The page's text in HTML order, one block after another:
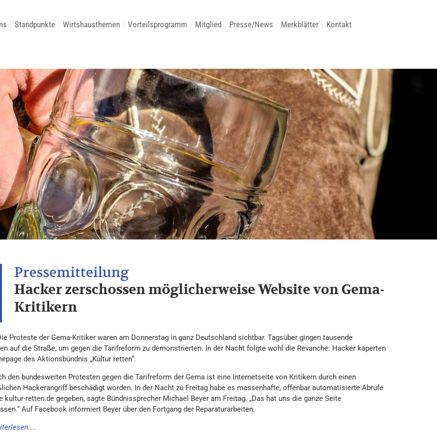
Standpunkte Wirtshausthemen Vorteilsprogramm Mitglied Presse/News Merkblätter Kontakt
Hacker zerschossen möglicherweise Website von Gema-
Kritikern
Proteste der Gema-Kritiker waren am Donnerstag in ganz Deutschland sichtbar. Tagsüber gingen tausende
auf die Straße, um gegen die Tarifreform zu demonstrierten. In der Nacht folgte wohl die Revanche: Hacker kaperten
des Aktionsbündnis „Kultur retten“.
den bundesweiten Protesten gegen die Tarifreform der Gema ist eine Internetseite von Kritikern durch einen
Hackerangriff beschädigt worden. In der Nacht zu Freitag habe es massenhafte, offenbar automatisierte Abrufe
kultur-retten.de gegeben, sagte Bündnissprecher Michael Beyer am Freitag. „Das hat uns die ganze Seite
Auf Facebook informiert Beyer über den Fortgang der Reparaturarbeiten.